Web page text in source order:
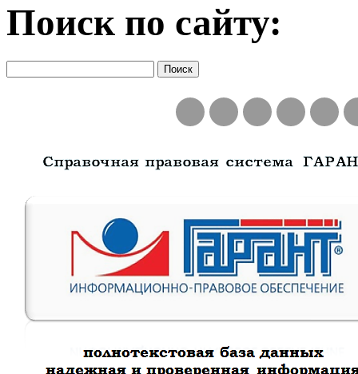
Поиск по сайту: